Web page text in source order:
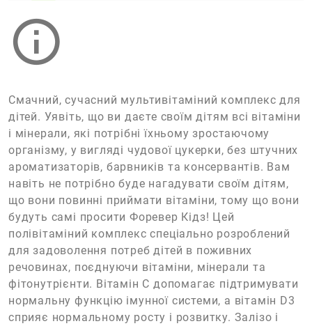
Смачний, сучасний мультивітаміний комплекс для
дітей. Уявіть, що ви даєте своїм дітям всі вітаміни
і мінерали, які потрібні їхньому зростаючому
організму, у вигляді чудової цукерки, без штучних
ароматизаторів, барвників та консервантів. Вам
навіть не потрібно буде нагадувати своїм дітям,
що вони повинні приймати вітаміни, тому що вони
будуть самі просити Форевер Кідз! Цей
полівітаміний комплекс спеціально розроблений
для задоволення потреб дітей в поживних
речовинах, поєднуючи вітаміни, мінерали та
фітонутрієнти. Вітамін С допомагає підтримувати
нормальну функцію імунної системи, а вітамін D3
сприяє нормальному росту і розвитку. Залізо і